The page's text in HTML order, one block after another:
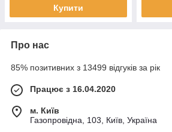
Купити
Про нас
85% позитивних з 13499 відгуків за рік
Працює з 16.04.2020
м. Київ
Газопровідна, 103, Київ, Україна